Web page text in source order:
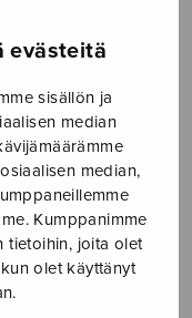
evästeitä
sisällön ja
median
median,
Kumppanimme
tietoihin, joita olet
olet käyttänyt